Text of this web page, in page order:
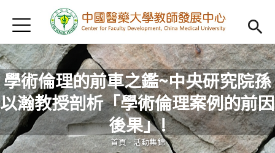
首頁
Open
認識我們
Open
教學研習
Open
新進教師
Open
傑出教授
Jump to Navigation
Jump to Main content
學術倫理的前車之鑑~中央研究院孫
以瀚教授剖析「學術倫理案例的前因
後果」!
您在這裡
首頁-活動集錦